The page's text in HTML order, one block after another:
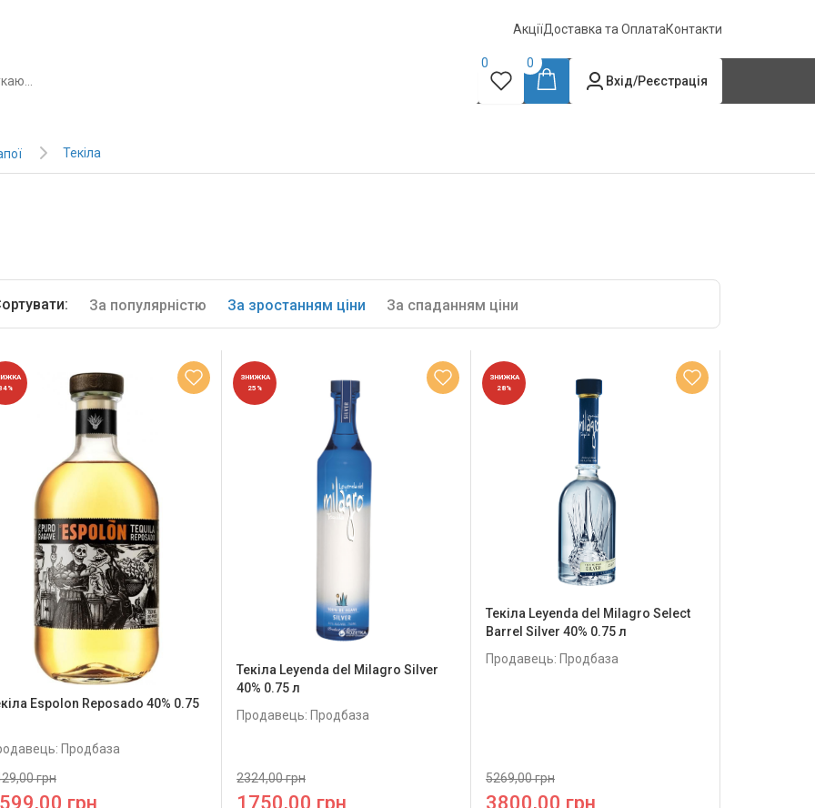
АкціїДоставка та ОплатаКонтакти
0
0
Вхід/Реєстрація
Текіла
За популярністю За зростанням ціни За спаданням ціни
Espolon Reposado 40% 0.75
Продбаза
грн
грн
ЗНИЖКА
25%
Текіла Leyenda del Milagro Silver
40% 0.75 л
Продавець: Продбаза
2324,00 грн
1750,00 грн
ЗНИЖКА
28%
Текіла Leyenda del Milagro Select
Barrel Silver 40% 0.75 л
Продавець: Продбаза
5269,00 грн
3800,00 грн